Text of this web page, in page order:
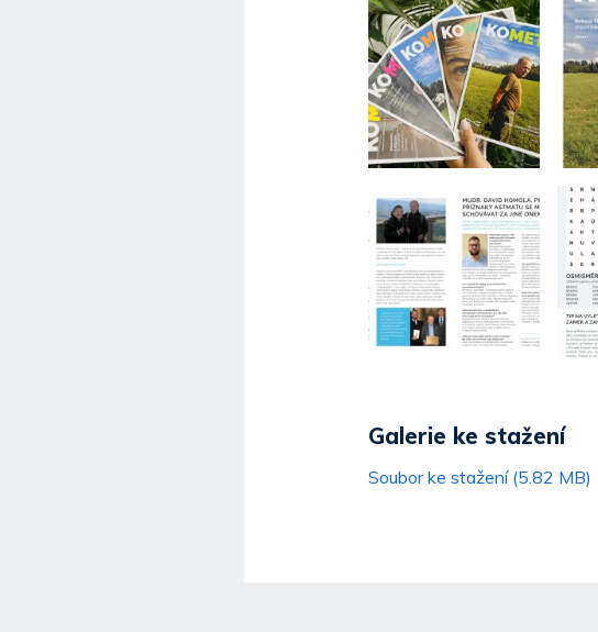
Galerie ke stažení
Soubor ke stažení (5.82 MB)